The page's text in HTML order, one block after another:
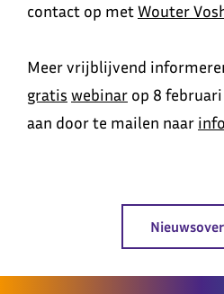
contact op metWouter
Meer vrijblijvend
gratis webinar op 8
aan door te mailen naar